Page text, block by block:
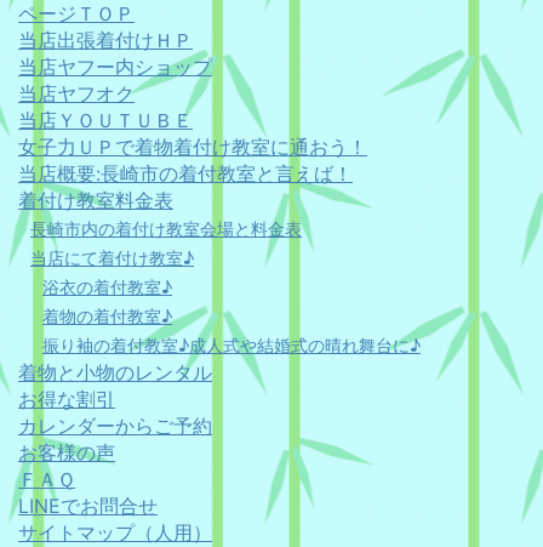
ページＴＯＰ
当店出張着付けＨＰ
当店ヤフー内ショップ
当店ヤフオク
当店ＹＯＵＴＵＢＥ
女子力ＵＰで着物着付け教室に通おう！
当店概要:長崎市の着付教室と言えば！
着付け教室料金表
長崎市内の着付け教室会場と料金表
当店にて着付け教室♪
浴衣の着付教室♪
着物の着付教室♪
振り袖の着付教室♪成人式や結婚式の晴れ舞台に♪
着物と小物のレンタル
お得な割引
カレンダーからご予約
お客様の声
ＦＡＱ
LINEでお問合せ
サイトマップ（人用）